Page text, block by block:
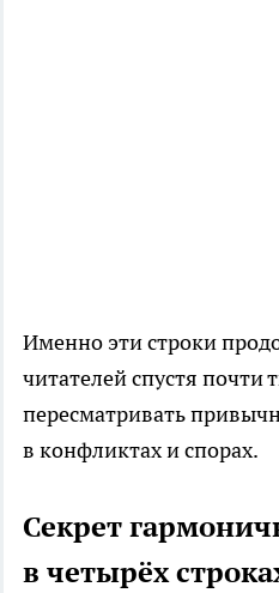
Именно эти строки
читателей спустя почти
пересматривать
в конфликтах и спорах.
Секрет
в четырёх